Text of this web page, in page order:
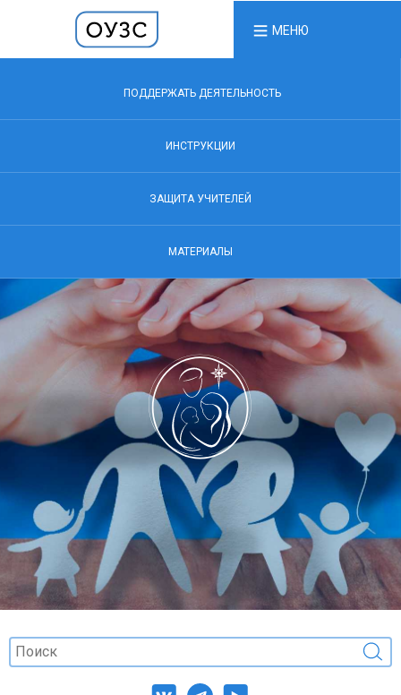
МЕНЮ
ПОДДЕРЖАТЬ ДЕЯТЕЛЬНОСТЬ
ИНСТРУКЦИИ
ЗАЩИТА УЧИТЕЛЕЙ
МАТЕРИАЛЫ